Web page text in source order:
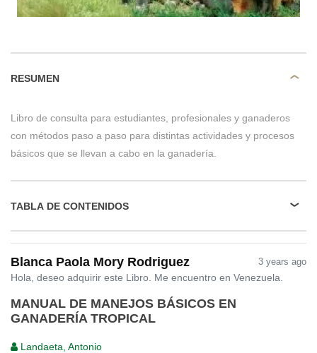
RESUMEN
Libro de consulta para estudiantes, profesionales y ganaderos
con métodos paso a paso para distintas actividades y procesos
básicos que se llevan a cabo en la ganadería.
TABLA DE CONTENIDOS
3 years ago
Blanca Paola Mory Rodriguez
Hola, deseo adquirir este Libro. Me encuentro en Venezuela.
MANUAL DE MANEJOS BÁSICOS EN
GANADERÍA TROPICAL
Landaeta, Antonio